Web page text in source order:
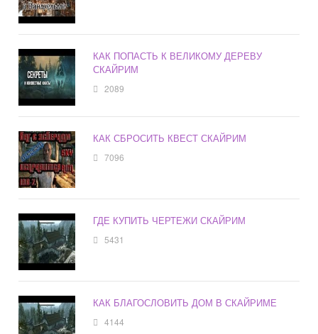
КАК ПОПАСТЬ К ВЕЛИКОМУ ДЕРЕВУ
СКАЙРИМ
2089
КАК СБРОСИТЬ КВЕСТ СКАЙРИМ
7096
ГДЕ КУПИТЬ ЧЕРТЕЖИ СКАЙРИМ
5431
КАК БЛАГОСЛОВИТЬ ДОМ В СКАЙРИМЕ
4144